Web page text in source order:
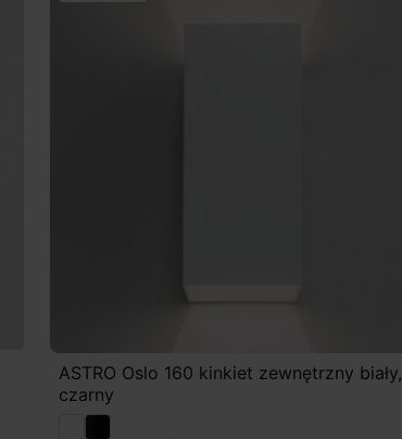
ASTRO Oslo 160 kinkiet zewnętrzny biały,
czarny